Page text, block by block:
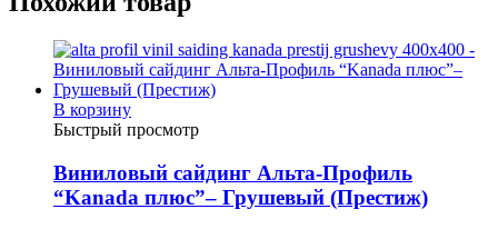
В корзину
Быстрый просмотр
Виниловый сайдинг Альта-Профиль
“Kanada плюс”– Грушевый (Престиж)